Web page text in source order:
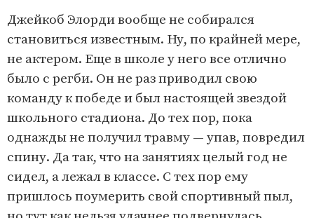
Джейкоб Элорди вообще не собирался
становиться известным. Ну, по крайней мере,
не актером. Еще в школе у него все отлично
было с регби. Он не раз приводил свою
команду к победе и был настоящей звездой
школьного стадиона. До тех пор, пока
однажды не получил травму — упав, повредил
спину. Да так, что на занятиях целый год не
сидел, а лежал в классе. С тех пор ему
пришлось поумерить свой спортивный пыл,